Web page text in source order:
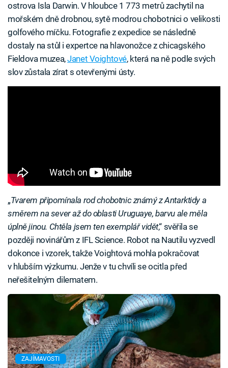
ostrova Isla Darwin. V hloubce 1 773 metrů zachytil na
mořském dně drobnou, sytě modrou chobotnici o velikosti
golfového míčku. Fotografie z expedice se následně
dostaly na stůl i expertce na hlavonožce z chicagského
Fieldova muzea,Janet Voightové, která na ně podle svých
slov zůstala zírat s otevřenými ústy.
„Tvarem připomínala rod chobotnic známý z Antarktidy a
směrem na sever až do oblasti Uruguaye, barvu ale měla
úplně jinou. Chtěla jsem ten exemplář vidět,“ svěřila se
později novinářům z IFL Science. Robot na Nautilu vyzvedl
dokonce i vzorek, takže Voightová mohla pokračovat
v hlubším výzkumu. Jenže v tu chvíli se ocitla před
neřešitelným dilematem.
ZAJÍMAVOSTI